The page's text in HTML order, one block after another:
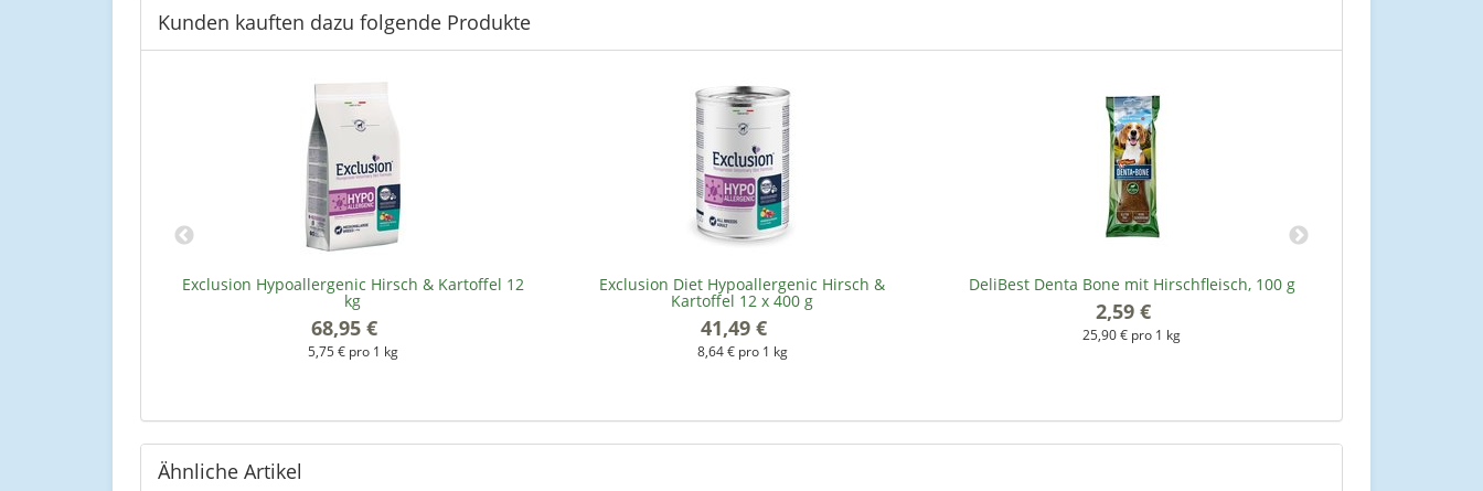
Kunden kauften dazu folgende Produkte
Exclusion Hypoallergenic Hirsch & Kartoffel 12
kg
68,95 €
5,75 € pro 1 kg
Exclusion Diet Hypoallergenic Hirsch &
Kartoffel 12 x 400 g
41,49 €
8,64 € pro 1 kg
DeliBest Denta Bone mit Hirschfleisch, 100 g
2,59 €
25,90 € pro 1 kg
Ähnliche Artikel